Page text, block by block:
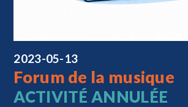
2023-05-13
Forum de la musique
ACTIVITÉ ANNULÉE